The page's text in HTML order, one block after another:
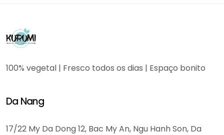
100% vegetal | Fresco todos os dias | Espaço bonito
Da Nang
17/22 My Da Dong 12, Bac My An, Ngu Hanh Son, Da